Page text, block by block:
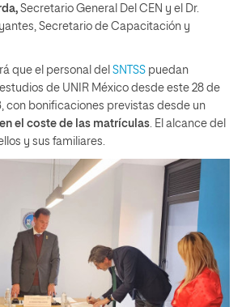
Secretario General Del CEN y el Dr.
Secretario de Capacitación y
que el personal del SNTSS puedan
de UNIR México desde este 28 de
con bonificaciones previstas desde un
el coste de las matrículas. El alcance del
y sus familiares.